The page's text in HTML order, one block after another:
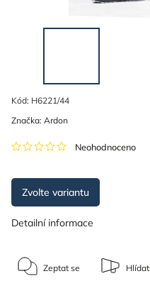
Kód: H6221/44
Neohodnoceno
Značka: Ardon
Zvolte variantu
Detailní informace
Zeptat se Hlídat